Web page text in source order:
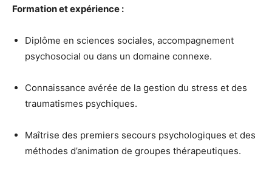
Formation et expérience :
Diplôme en sciences sociales, accompagnement
psychosocial ou dans un domaine connexe.
Connaissance avérée de la gestion du stress et des
traumatismes psychiques.
Maîtrise des premiers secours psychologiques et des
méthodes d’animation de groupes thérapeutiques.